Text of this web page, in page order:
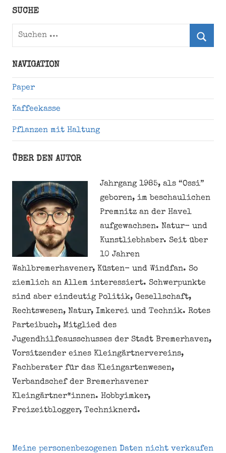
SUCHE
Suchen
NAVIGATION
Paper
Kaffeekasse
Pflanzen mit Haltung
ÜBER DEN AUTOR
Jahrgang 1985, als “Ossi”
geboren, im beschaulichen
Premnitz an der Havel
aufgewachsen. Natur- und
Kunstliebhaber. Seit über
10 Jahren
Wahlbremerhavener, Küsten- und Windfan. So
ziemlich an Allem interessiert. Schwerpunkte
sind aber eindeutig Politik, Gesellschaft,
Rechtswesen, Natur, Imkerei und Technik. Rotes
Parteibuch, Mitglied des
Jugendhilfeausschusses der Stadt Bremerhaven,
Vorsitzender eines Kleingärtnervereins,
Fachberater für das Kleingartenwesen,
Verbandschef der Bremerhavener
Kleingärtner*innen. Hobbyimker,
Freizeitblogger, Techniknerd.
Meine personenbezogenen Daten nicht verkaufen